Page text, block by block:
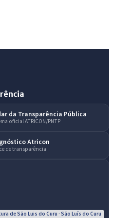
da Transparência Pública
oficial ATRICON/PNTP
Atricon
de transparência
de São Luis do Curu · São Luís do Curu